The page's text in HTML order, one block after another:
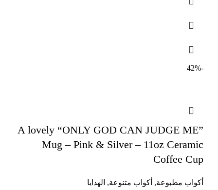
-42%
A lovely “ONLY GOD CAN JUDGE ME”
Mug – Pink & Silver – 11oz Ceramic
Coffee Cup
أكواب مطبوعة, أكواب متنوعة, الهدايا